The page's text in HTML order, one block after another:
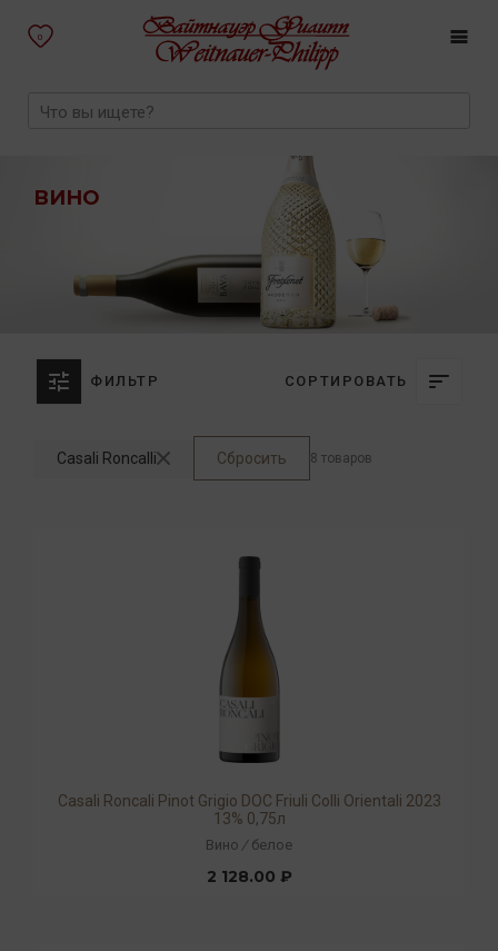
0
ВИНО
ФИЛЬТР СОРТИРОВАТЬ
Casali Roncalli Сбросить 8 товаров
Casali Roncali Pinot Grigio DOC Friuli Colli Orientali 2023
13% 0,75л
Вино / белое
2 128.00 ₽